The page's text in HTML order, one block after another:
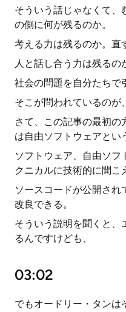
そういう話じゃなくて、
の側に何が残るのか。
考える力は残るのか。直
人と話し合う力は残るの
社会の問題を自分たちで
そこが問われているのが
さて、この記事の最初の
は自由ソフトウェアとい
ソフトウェア、自由ソフ
クニカルに技術的に聞こ
ソースコードが公開され
改良できる。
そういう説明を聞くと、
るんですけども、
03:02
でもオードリー・タンは